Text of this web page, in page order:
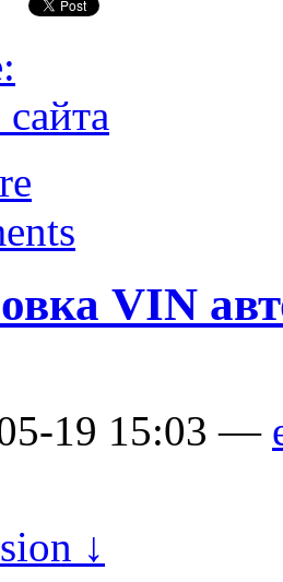
VIN
19 15:03 —
↓